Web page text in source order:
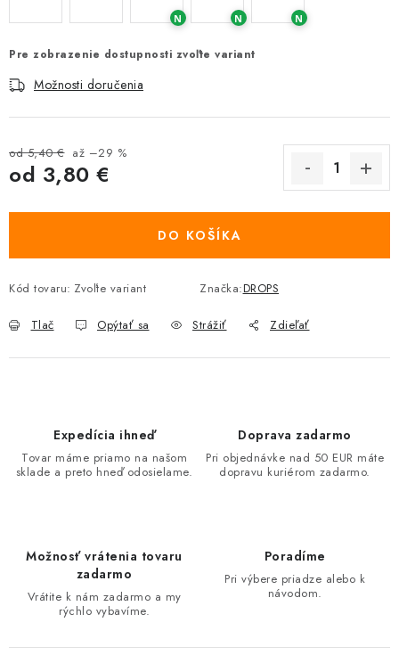
N N N
Pre zobrazenie dostupnosti zvoľte variant
Možnosti doručenia
od 5,40 € až –29 %
od 3,80 €
DO KOŠÍKA
Kód tovaru: Zvoľte variant Značka:DROPS
Tlač Opýtať sa Strážiť Zdieľať
Expedícia ihneď
Tovar máme priamo na našom
sklade a preto hneď odosielame.
Doprava zadarmo
Pri objednávke nad 50 EUR máte
dopravu kuriérom zadarmo.
Možnosť vrátenia tovaru
zadarmo
Vrátite k nám zadarmo a my
rýchlo vybavíme.
Poradíme
Pri výbere priadze alebo k
návodom.